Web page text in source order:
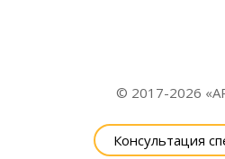
© 2017-2026
Консультация